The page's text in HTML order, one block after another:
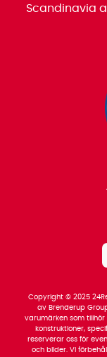
Scandinavia
Copyright © 2025
av Brenderup
varumärken som
konstruktioner,
reserverar oss för
och bilder. Vi